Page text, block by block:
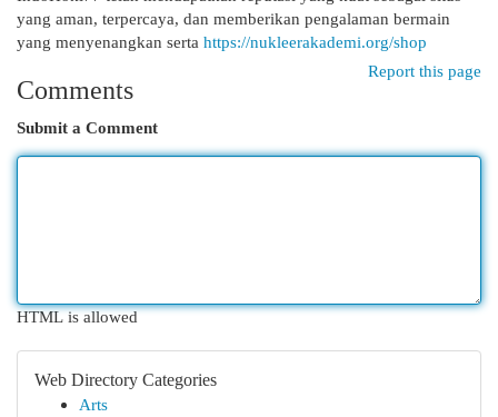
yang aman, terpercaya, dan memberikan pengalaman bermain
yang menyenangkan serta https://nukleerakademi.org/shop
Report this page
Comments
Submit a Comment
HTML is allowed
Web Directory Categories
Arts